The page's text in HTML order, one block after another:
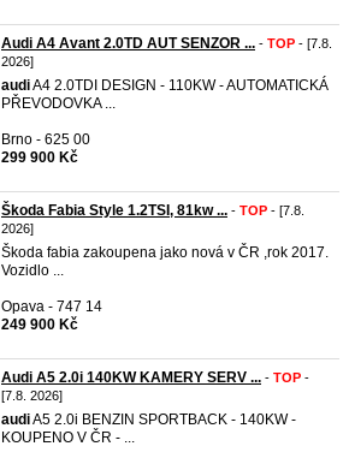
Audi A4 Avant 2.0TD AUT SENZOR ... - TOP - [7.8.
2026]
audiA4 2.0TDI DESIGN - 110KW - AUTOMATICKÁ
PŘEVODOVKA ...
Brno - 625 00
299 900 Kč
Škoda Fabia Style 1.2TSI, 81kw ... - TOP - [7.8.
2026]
Škoda fabia zakoupena jako nová v ČR ,rok 2017.
Vozidlo ...
Opava - 747 14
249 900 Kč
Audi A5 2.0i 140KW KAMERY SERV ... - TOP -
[7.8. 2026]
audiA5 2.0i BENZIN SPORTBACK - 140KW -
KOUPENO V ČR - ...